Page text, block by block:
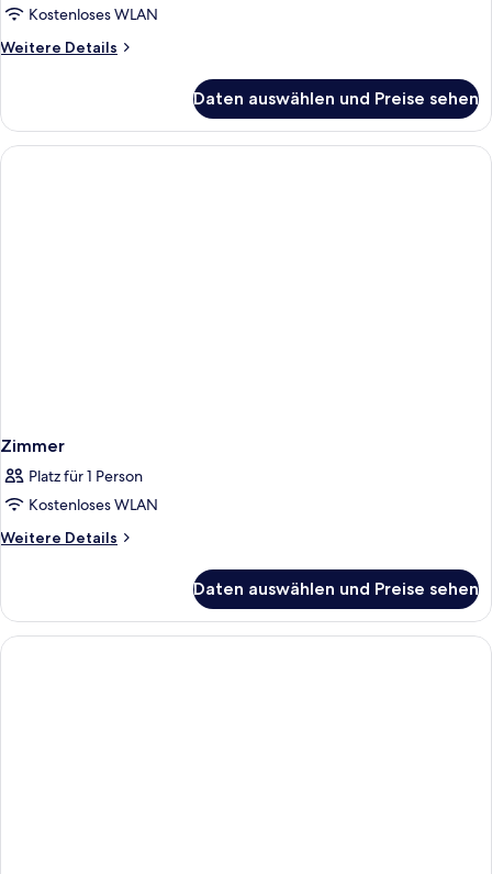
Kostenloses WLAN
Weitere Details
Weitere
Daten auswählen und Preise sehen
Zimmer
Platz für 1 Person
Kostenloses WLAN
Weitere Details
Weitere
Daten auswählen und Preise sehen